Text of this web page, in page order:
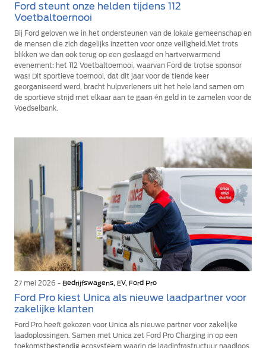
Ford steunt onze helden tijdens 112
Voetbaltoernooi
Bij Ford geloven we in het ondersteunen van de lokale gemeenschap en
de mensen die zich dagelijks inzetten voor onze veiligheid.Met trots
blikken we dan ook terug op een geslaagd en hartverwarmend
evenement: het 112 Voetbaltoernooi, waarvan Ford de trotse sponsor
was! Dit sportieve toernooi, dat dit jaar voor de tiende keer
georganiseerd werd, bracht hulpverleners uit het hele land samen om
de sportieve strijd met elkaar aan te gaan én geld in te zamelen voor de
Voedselbank.
27 mei 2026 - Bedrijfswagens, EV, Ford Pro
Ford Pro kiest Unica als nieuwe laadpartner voor
zakelijke klanten
Ford Pro heeft gekozen voor Unica als nieuwe partner voor zakelijke
laadoplossingen. Samen met Unica zet Ford Pro Charging in op een
toekomstbestendig ecosysteem waarin de laadinfrastructuur naadloos